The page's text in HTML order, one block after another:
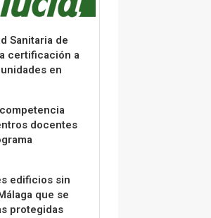
Sanitaria de
certificación a
en
docentes
edificios sin
que se
protegidas